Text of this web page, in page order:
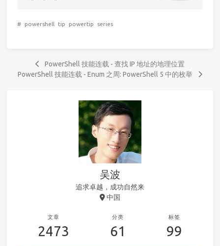
# powershell tip powertip series
PowerShell 技能连载 - 查找 IP 地址的地理位置
PowerShell 技能连载 - Enum 之周: PowerShell 5 中的枚举
吴波
追求卓越，成功自然来
中国
文章
2473
分类
61
标签
99